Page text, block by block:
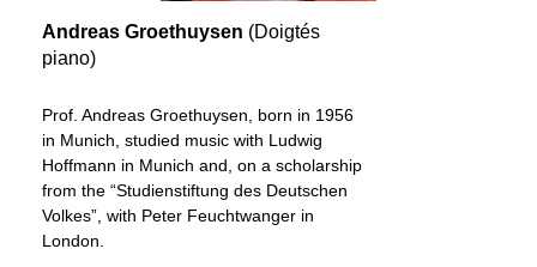
Andreas Groethuysen (Doigtés
piano)
Prof. Andreas Groethuysen, born in 1956
in Munich, studied music with Ludwig
Hoffmann in Munich and, on a scholarship
from the “Studienstiftung des Deutschen
Volkes”, with Peter Feuchtwanger in
London.